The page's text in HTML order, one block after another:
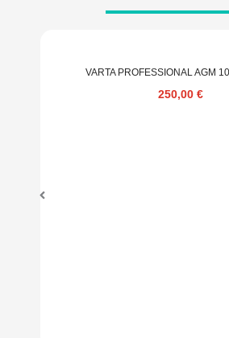
VARTA PROFESSIONAL AGM
250,00 €